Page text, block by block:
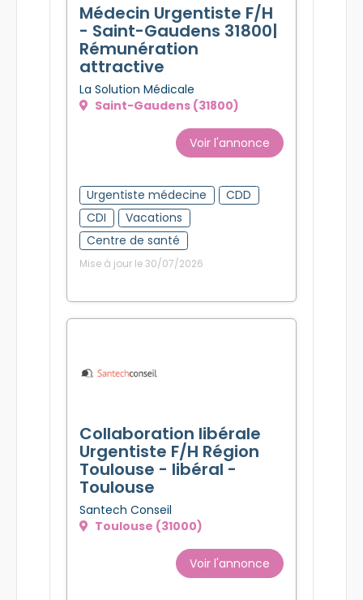
Médecin Urgentiste F/H
- Saint-Gaudens 31800|
Rémunération
attractive
La Solution Médicale
Saint-Gaudens (31800)
Voir l'annonce
Urgentiste médecine
CDD
CDI
Vacations
Centre de santé
Mise à jour le 30/07/2026
Collaboration libérale
Urgentiste F/H Région
Toulouse - libéral -
Toulouse
Santech Conseil
Toulouse (31000)
Voir l'annonce